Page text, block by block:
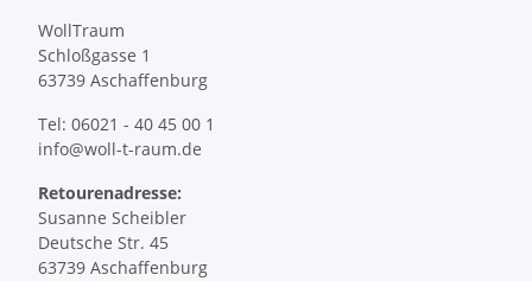
WollTraum
Schloßgasse 1
63739 Aschaffenburg
Tel: 06021 - 40 45 00 1
info@woll-t-raum.de
Retourenadresse:
Susanne Scheibler
Deutsche Str. 45
63739 Aschaffenburg